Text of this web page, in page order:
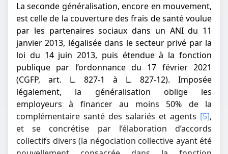
La seconde généralisation, encore en mouvement,
est celle de la couverture des frais de santé voulue
par les partenaires sociaux dans un ANI du 11
janvier 2013, légalisée dans le secteur privé par la
loi du 14 juin 2013, puis étendue à la fonction
publique par l’ordonnance du 17 février 2021
(CGFP, art. L. 827-1 à L. 827-12). Imposée
légalement, la généralisation oblige les
employeurs à financer au moins 50% de la
complémentaire santé des salariés et agents [5],
et se concrétise par l’élaboration d’accords
collectifs divers (la négociation collective ayant été